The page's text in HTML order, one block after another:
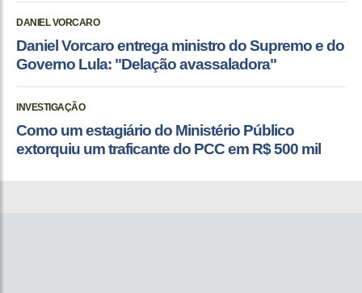
DANIEL VORCARO
Daniel Vorcaro entrega ministro do Supremo e do
Governo Lula: "Delação avassaladora"
INVESTIGAÇÃO
Como um estagiário do Ministério Público
extorquiu um traficante do PCC em R$ 500 mil